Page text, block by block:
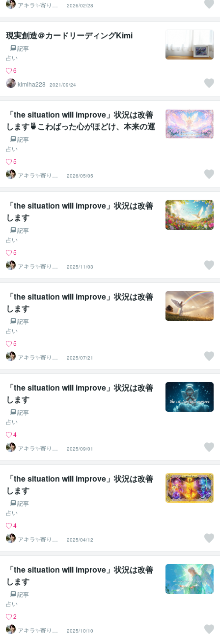
アキラ✨寄り添
う聴き手 迷い不
安の相談室
2026/02/28
現実創造＠カードリーディングKimi
記事
占い
6
kimiha228
2021/09/24
「the situation will improve」状況は改善
します🍵こわばった心がほどけ、本来の運
命が動き出す
記事
占い
5
アキラ✨寄り添
う聴き手 迷い不
安の相談室
2026/05/05
「the situation will improve」状況は改善
します
記事
占い
5
アキラ✨寄り添
う聴き手 迷い不
安の相談室
2025/11/03
「the situation will improve」状況は改善
します
記事
占い
5
アキラ✨寄り添
う聴き手 迷い不
安の相談室
2025/07/21
「the situation will improve」状況は改善
します
記事
占い
4
アキラ✨寄り添
う聴き手 迷い不
安の相談室
2025/09/01
「the situation will improve」状況は改善
します
記事
占い
4
アキラ✨寄り添
う聴き手 迷い不
安の相談室
2025/04/12
「the situation will improve」状況は改善
します
記事
占い
2
アキラ✨寄り添
う聴き手 迷い不
2025/10/10